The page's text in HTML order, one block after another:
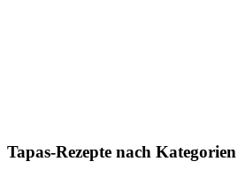
Tapas-Rezepte nach Kategorien